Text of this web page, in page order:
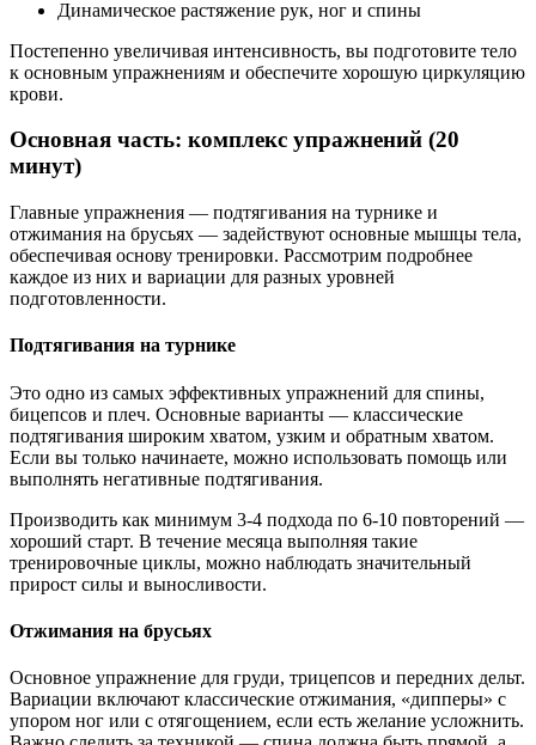
Динамическое растяжение рук, ног и спины
Постепенно увеличивая интенсивность, вы подготовите тело
к основным упражнениям и обеспечите хорошую циркуляцию
крови.
Основная часть: комплекс упражнений (20
минут)
Главные упражнения — подтягивания на турнике и
отжимания на брусьях — задействуют основные мышцы тела,
обеспечивая основу тренировки. Рассмотрим подробнее
каждое из них и вариации для разных уровней
подготовленности.
Подтягивания на турнике
Это одно из самых эффективных упражнений для спины,
бицепсов и плеч. Основные варианты — классические
подтягивания широким хватом, узким и обратным хватом.
Если вы только начинаете, можно использовать помощь или
выполнять негативные подтягивания.
Производить как минимум 3-4 подхода по 6-10 повторений —
хороший старт. В течение месяца выполняя такие
тренировочные циклы, можно наблюдать значительный
прирост силы и выносливости.
Отжимания на брусьях
Основное упражнение для груди, трицепсов и передних дельт.
Вариации включают классические отжимания, «дипперы» с
упором ног или с отягощением, если есть желание усложнить.